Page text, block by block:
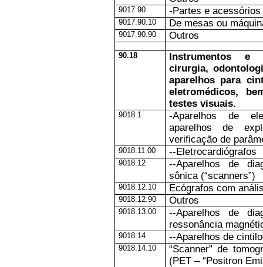
9017.90 -Partes e acessórios
9017.90.10 De mesas ou
9017.90.90 Outros
90.18
Instrumentos e
cirurgia,
aparelhos para
eletromédicos,
testes visuais.
9018.1
-Aparelhos de
aparelhos de
verificação de
9018.11.00 --Eletrocardiógrafos
9018.12
--Aparelhos de
sônica (“scanners”)
9018.12.10 Ecógrafos com
9018.12.90 Outros
9018.13.00
--Aparelhos de
ressonância
9018.14 --Aparelhos de
9018.14.10
“Scanner” de
(PET – “Positron